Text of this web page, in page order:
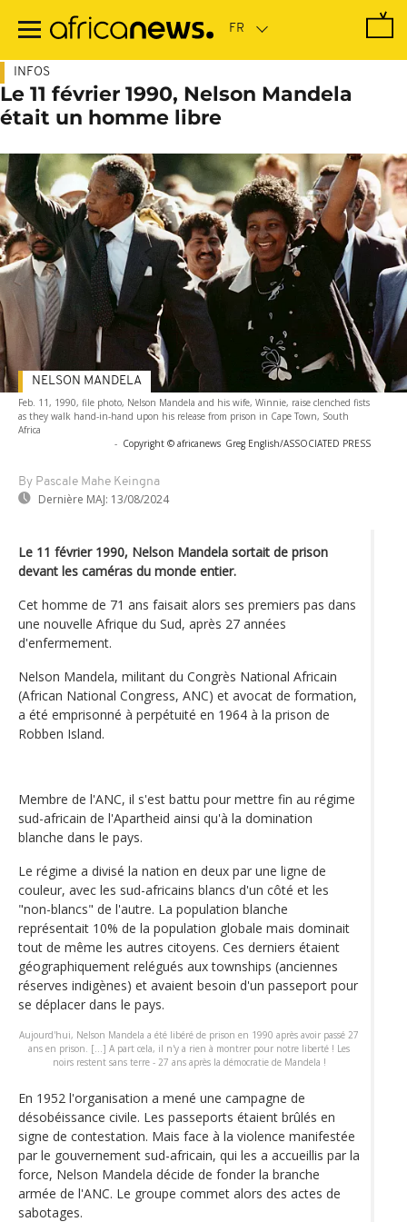
contenu
INFOS
Le 11 février 1990, Nelson Mandela
était un homme libre
Feb. 11, 1990, file photo, Nelson Mandela and his wife, Winnie, raise clenched fists
as they walk hand-in-hand upon his release from prison in Cape Town, South
Africa
- Copyright © africanews Greg English/ASSOCIATED PRESS
By Pascale Mahe Keingna
Dernière MAJ: 13/08/2024
NELSON MANDELA
Le 11 février 1990, Nelson Mandela sortait de prison
devant les caméras du monde entier.
Cet homme de 71 ans faisait alors ses premiers pas dans
une nouvelle Afrique du Sud, après 27 années
d'enfermement.
Nelson Mandela, militant du Congrès National Africain
(African National Congress, ANC) et avocat de formation,
a été emprisonné à perpétuité en 1964 à la prison de
Robben Island.
Membre de l'ANC, il s'est battu pour mettre fin au régime
sud-africain de l'Apartheid ainsi qu'à la domination
blanche dans le pays.
Le régime a divisé la nation en deux par une ligne de
couleur, avec les sud-africains blancs d'un côté et les
"non-blancs" de l'autre. La population blanche
représentait 10% de la population globale mais dominait
tout de même les autres citoyens. Ces derniers étaient
géographiquement relégués aux townships (anciennes
réserves indigènes) et avaient besoin d'un passeport pour
se déplacer dans le pays.
Aujourd'hui, Nelson Mandela a été libéré de prison en 1990 après avoir passé 27
ans en prison. [...] A part cela, il n'y a rien à montrer pour notre liberté ! Les
noirs restent sans terre - 27 ans après la démocratie de Mandela !
En 1952 l'organisation a mené une campagne de
désobéissance civile. Les passeports étaient brûlés en
signe de contestation. Mais face à la violence manifestée
par le gouvernement sud-africain, qui les a accueillis par la
force, Nelson Mandela décide de fonder la branche
armée de l'ANC. Le groupe commet alors des actes de
sabotages.